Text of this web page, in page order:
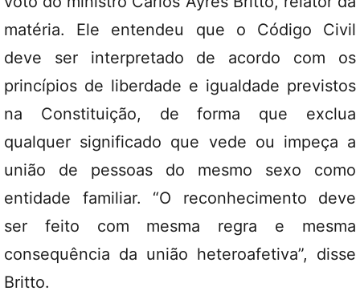
matéria. Ele entendeu que o Código Civil
deve ser interpretado de acordo com os
princípios de liberdade e igualdade previstos
na Constituição, de forma que exclua
qualquer significado que vede ou impeça a
união de pessoas do mesmo sexo como
entidade familiar. “O reconhecimento deve
ser feito com mesma regra e mesma
consequência da união heteroafetiva”, disse
Britto.